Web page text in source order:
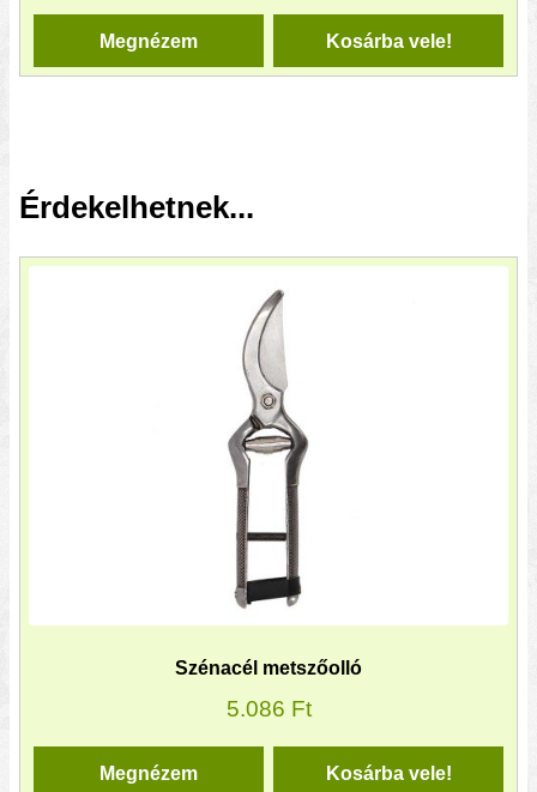
Kosárba vele!
Megnézem
Érdekelhetnek...
Szénacél metszőolló
5.086 Ft
Kosárba vele!
Megnézem